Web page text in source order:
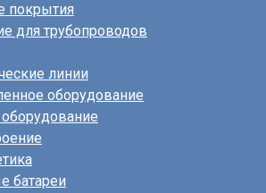
покрытия
для трубопроводов
линии
оборудование
батареи